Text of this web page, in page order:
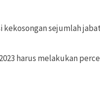
sejumlah
harus melakukan